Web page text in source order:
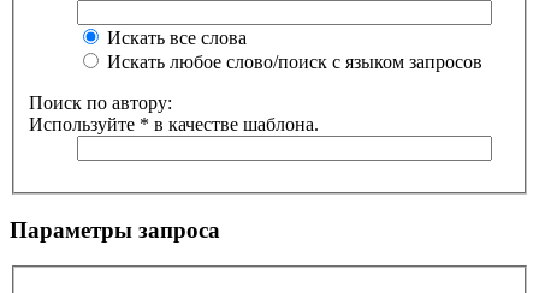
Искать все слова
Искать любое слово/поиск с языком запросов
Поиск по автору:
Используйте * в качестве шаблона.
Параметры запроса